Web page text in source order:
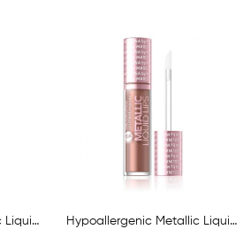
Hypoallergenic Metallic Liquid Lipstick N.04... Hypoallergenic Metallic Liquid Lipstick N.01...